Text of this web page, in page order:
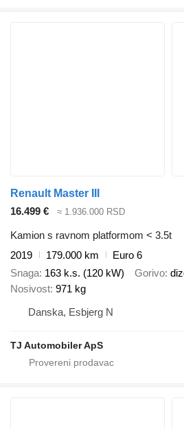
Renault Master III
16.499 €
≈ 1.936.000 RSD
Kamion s ravnom platformom < 3.5t
2019
179.000 km
Euro 6
Snaga 163 k.s. (120 kW) Gorivo
Nosivost 971 kg
Danska, Esbjerg N
TJ Automobiler ApS